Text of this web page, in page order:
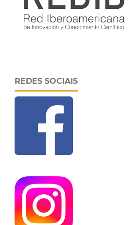
REDES SOCIAIS